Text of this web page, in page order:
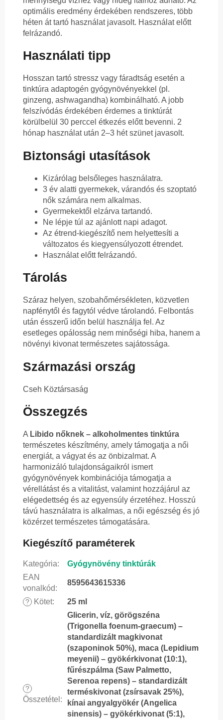
optimális eredmény érdekében rendszeres, több
héten át tartó használat javasolt. Használat előtt
felrázandó.
Használati tipp
Hosszan tartó stressz vagy fáradtság esetén a
tinktúra adaptogén gyógynövényekkel (pl.
ginzeng, ashwagandha) kombinálható. A jobb
felszívódás érdekében érdemes a tinktúrát
körülbelül 30 perccel étkezés előtt bevenni. 2
hónap használat után 2–3 hét szünet javasolt.
Biztonsági utasítások
Kizárólag belsőleges használatra.
3 év alatti gyermekek, várandós és szoptató
nők számára nem alkalmas.
Gyermekektől elzárva tartandó.
Ne lépje túl az ajánlott napi adagot.
Az étrend-kiegészítő nem helyettesíti a
változatos és kiegyensúlyozott étrendet.
Használat előtt felrázandó.
Tárolás
Száraz helyen, szobahőmérsékleten, közvetlen
napfénytől és fagytól védve tárolandó. Felbontás
után ésszerű időn belül használja fel. Az
esetleges opálosság nem minőségi hiba, hanem a
növényi kivonat természetes sajátossága.
Származási ország
Cseh Köztársaság
Összegzés
A Libido nőknek – alkoholmentes tinktúra
természetes készítmény, amely támogatja a női
energiát, a vágyat és az önbizalmat. A
harmonizáló tulajdonságaikról ismert
gyógynövények kombinációja támogatja a
vérellátást és a vitalitást, valamint hozzájárul az
elégedettség és az egyensúly érzetéhez. Hosszú
távú használatra is alkalmas, a női egészség és jó
közérzet természetes támogatására.
Kiegészítő paraméterek
Kategória:
Gyógynövény tinktúrák
EAN
vonalkód:
8595643615336
? Kötet: 25 ml
?
Összetétel :
Glicerin, víz, görögszéna
(Trigonella foenum-graecum) –
standardizált magkivonat
(szaponinok 50%), maca (Lepidium
meyenii) – gyökérkivonat (10:1),
fűrészpálma (Saw Palmetto,
Serenoa repens) – standardizált
terméskivonat (zsírsavak 25%),
kínai angyalgyökér (Angelica
sinensis) – gyökérkivonat (5:1),